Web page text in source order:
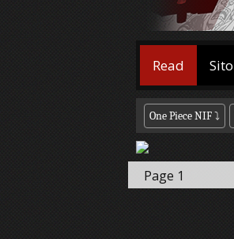
Read Sito
One Piece NIF⤵
Page 1